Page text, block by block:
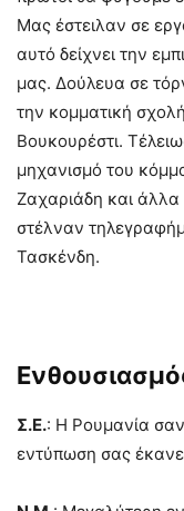
Μας έστειλαν σε
αυτό δείχνει την
μας. Δούλευα σε
την κομματική
Βουκουρέστι.
μηχανισμό του
Ζαχαριάδη και άλλα
στέλναν
Τασκένδη.
Σ.Ε.: Η Ρουμανία σαν
εντύπωση σας